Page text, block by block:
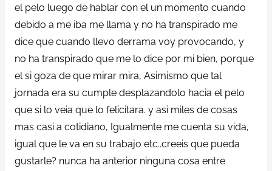
el pelo luego de hablar con el un momento cuando
debido a me iba me llama y no ha transpirado me
dice que cuando llevo derrama voy provocando, y
no ha transpirado que me lo dice por mi bien, porque
el si goza de que mirar mira, Asimismo que tal
jornada era su cumple desplazandolo hacia el pelo
que si lo veia que lo felicitara. y asi miles de cosas
mas casi a cotidiano, Igualmente me cuenta su vida,
igual que le va en su trabajo etc..creeis que pueda
gustarle? nunca ha anterior ninguna cosa entre